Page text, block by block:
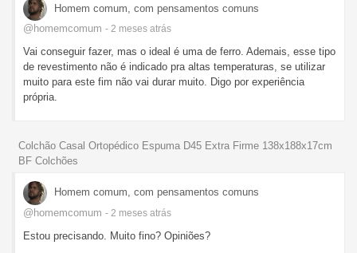
Homem comum, com pensamentos comuns
@homemcomum - 2 meses atrás
Vai conseguir fazer, mas o ideal é uma de ferro. Ademais, esse tipo
de revestimento não é indicado pra altas temperaturas, se utilizar
muito para este fim não vai durar muito. Digo por experiência
própria.
Colchão Casal Ortopédico Espuma D45 Extra Firme 138x188x17cm
BF Colchões
Homem comum, com pensamentos comuns
@homemcomum - 2 meses atrás
Estou precisando. Muito fino? Opiniões?